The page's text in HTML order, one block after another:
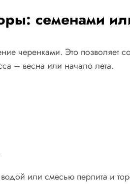
семенами
черенками. Это позволяет
– весна или начало лета.
или смесью перлита и